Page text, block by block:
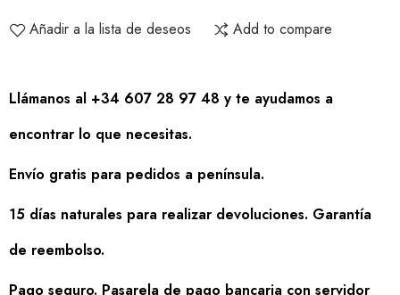
Añadir a la lista de deseos Add to compare
Llámanos al +34 607 28 97 48 y te ayudamos a
encontrar lo que necesitas.
Envío gratis para pedidos a península.
15 días naturales para realizar devoluciones. Garantía
de reembolso.
Pago seguro. Pasarela de pago bancaria con servidor